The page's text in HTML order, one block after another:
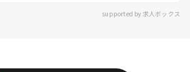
supported by 求人ボックス